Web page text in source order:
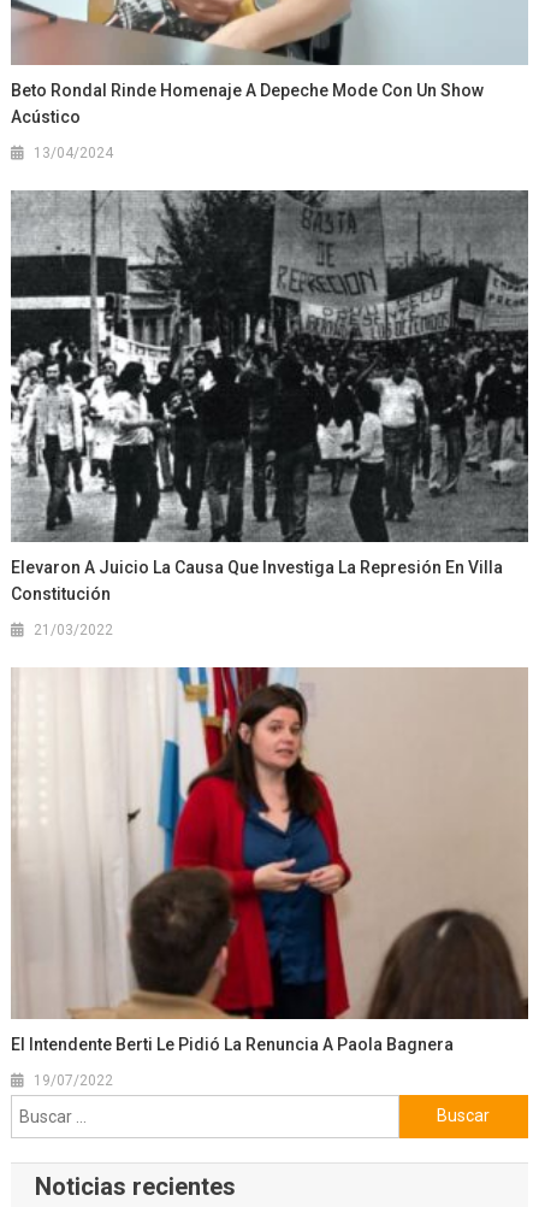
Beto Rondal Rinde Homenaje A Depeche Mode Con Un Show
Acústico
13/04/2024
Elevaron A Juicio La Causa Que Investiga La Represión En Villa
Constitución
21/03/2022
El Intendente Berti Le Pidió La Renuncia A Paola Bagnera
19/07/2022
Buscar:
Noticias recientes